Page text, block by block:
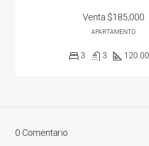
Venta $185,000
APARTAMENTO
3 3 120.00
0 Comentario